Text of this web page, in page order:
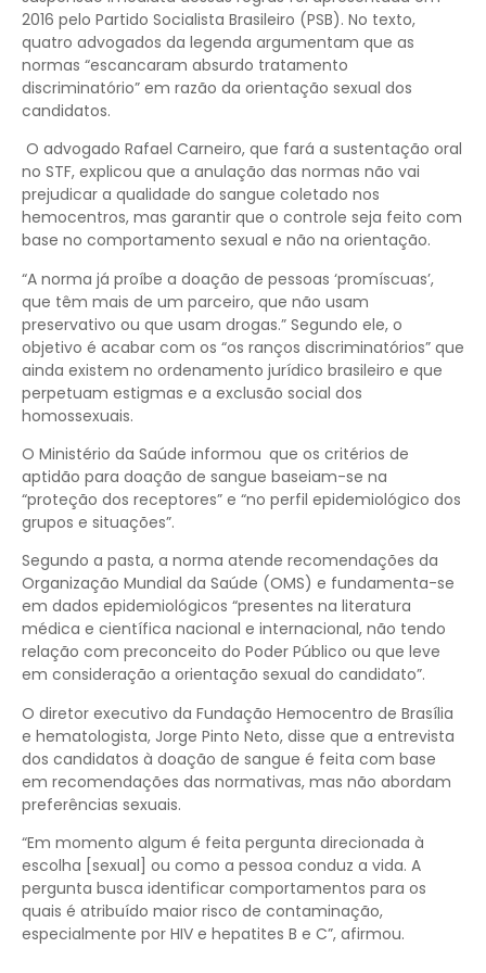
2016 pelo Partido Socialista Brasileiro (PSB). No texto,
quatro advogados da legenda argumentam que as
normas “escancaram absurdo tratamento
discriminatório” em razão da orientação sexual dos
candidatos.
O advogado Rafael Carneiro, que fará a sustentação oral
no STF, explicou que a anulação das normas não vai
prejudicar a qualidade do sangue coletado nos
hemocentros, mas garantir que o controle seja feito com
base no comportamento sexual e não na orientação.
“A norma já proíbe a doação de pessoas ‘promíscuas’,
que têm mais de um parceiro, que não usam
preservativo ou que usam drogas.” Segundo ele, o
objetivo é acabar com os “os ranços discriminatórios” que
ainda existem no ordenamento jurídico brasileiro e que
perpetuam estigmas e a exclusão social dos
homossexuais.
O Ministério da Saúde informou que os critérios de
aptidão para doação de sangue baseiam-se na
“proteção dos receptores” e “no perfil epidemiológico dos
grupos e situações”.
Segundo a pasta, a norma atende recomendações da
Organização Mundial da Saúde (OMS) e fundamenta-se
em dados epidemiológicos “presentes na literatura
médica e científica nacional e internacional, não tendo
relação com preconceito do Poder Público ou que leve
em consideração a orientação sexual do candidato”.
O diretor executivo da Fundação Hemocentro de Brasília
e hematologista, Jorge Pinto Neto, disse que a entrevista
dos candidatos à doação de sangue é feita com base
em recomendações das normativas, mas não abordam
preferências sexuais.
“Em momento algum é feita pergunta direcionada à
escolha [sexual] ou como a pessoa conduz a vida. A
pergunta busca identificar comportamentos para os
quais é atribuído maior risco de contaminação,
especialmente por HIV e hepatites B e C”, afirmou.